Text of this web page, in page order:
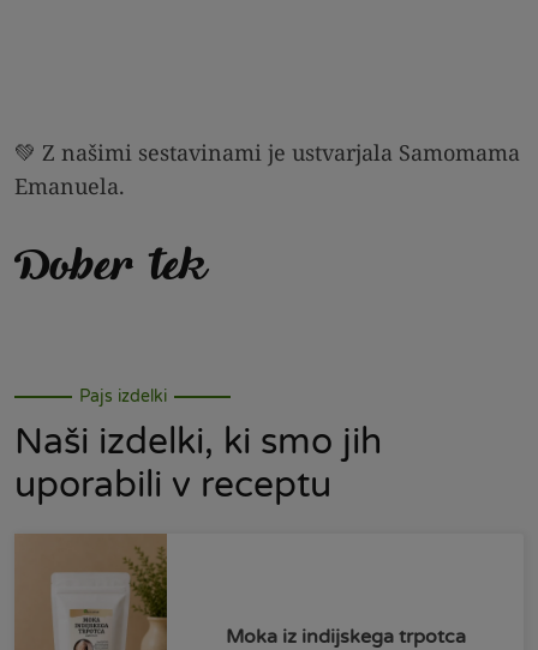
💚 Z našimi sestavinami je ustvarjala Samomama
Emanuela.
Dober tek
Pajs izdelki
Naši izdelki, ki smo jih
uporabili v receptu
Moka iz indijskega trpotca